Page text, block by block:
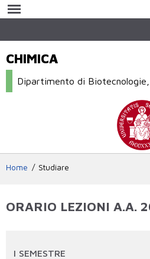
contenuto
CHIMICA
Dipartimento di
Home Studiare
ORARIO LEZIONI A.A.
I SEMESTRE